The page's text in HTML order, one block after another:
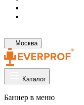
Москва
Каталог
Баннер в меню